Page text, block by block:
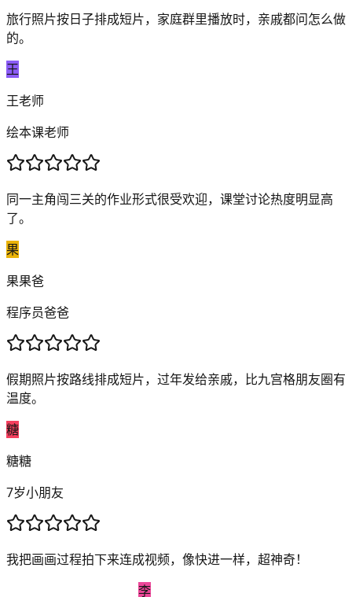
旅行照片按日子排成短片，家庭群里播放时，亲戚都问怎么做
的。
王
王老师
绘本课老师
同一主角闯三关的作业形式很受欢迎，课堂讨论热度明显高
了。
果
果果爸
程序员爸爸
假期照片按路线排成短片，过年发给亲戚，比九宫格朋友圈有
温度。
糖
糖糖
7岁小朋友
我把画画过程拍下来连成视频，像快进一样，超神奇！
李